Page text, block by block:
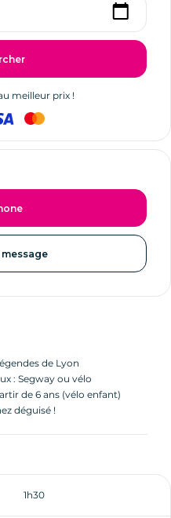
meilleur prix !
message
de Lyon
: Segway ou vélo
de 6 ans (vélo enfant)
déguisé !
1h30